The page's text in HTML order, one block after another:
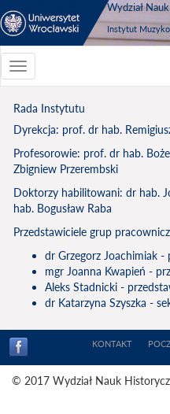
Wydział
Instytut
Toggle
navigationToggle
Rada Instytutu
Dyrekcja: prof. dr hab.
Profesorowie: prof. dr hab.
Zbigniew Przerembski
Doktorzy habilitowani: dr hab.
hab. Bogusław Raba
Przedstawiciele grup
dr Grzegorz Joachimiak
mgr Joanna Kwapień -
Aleks Stadnicki -
dr Katarzyna Szyszka -
KONTAKT
© 2017 Wydział Nauk